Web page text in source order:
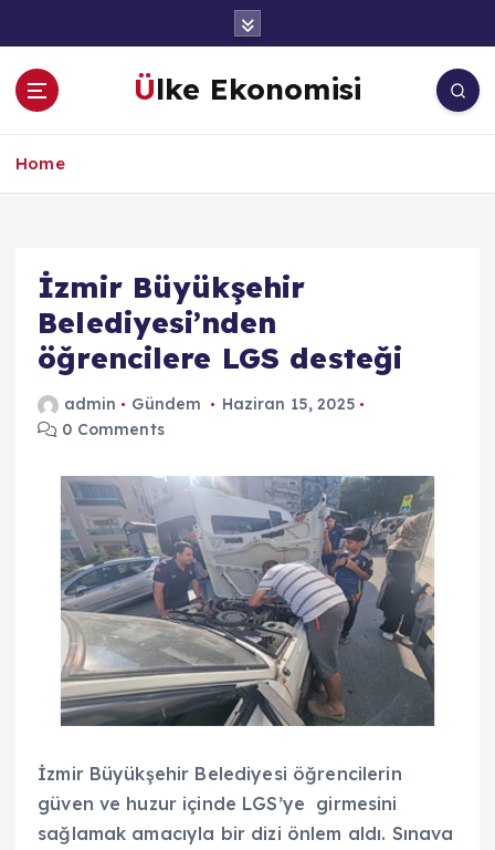
a
Ülke Ekonomisi
Home
İzmir Büyükşehir
Belediyesi’nden
öğrencilere LGS desteği
admin Gündem
Haziran 15, 2025
0 Comments
İzmir Büyükşehir Belediyesi öğrencilerin
güven ve huzur içinde LGS’ye girmesini
sağlamak amacıyla bir dizi önlem aldı. Sınava